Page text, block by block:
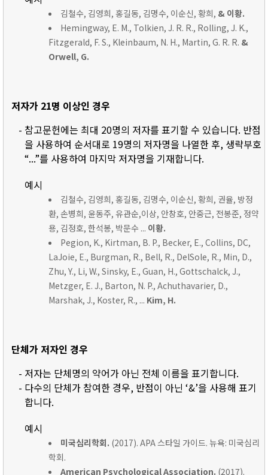
김철수, 김영희, 홍길동, 김명수, 이순신, 황희, & 이황.
Hemingway, E. M., Tolkien, J. R. R., Rolling, J. K.,
Fitzgerald, F. S., Kleinbaum, N. H., Martin, G. R. R. &
Orwell, G.
저자가 21명 이상인 경우
- 참고문헌에는 최대 20명의 저자를 표기할 수 있습니다. 반점
을 사용하여 순서대로 19명의 저자명을 나열한 후, 생략부호
“...”를 사용하여 마지막 저자명을 기재합니다.
예시
김철수, 김영희, 홍길동, 김명수, 이순신, 황희, 권율, 방정
환, 손병희, 윤동주, 유관순,이상, 안창호, 안중근, 전봉준, 정약
용, 김정호, 한석봉, 박문수 ... 이황.
Pegion, K., Kirtman, B. P., Becker, E., Collins, DC,
LaJoie, E., Burgman, R., Bell, R., DelSole, R., Min, D.,
Zhu, Y., Li, W., Sinsky, E., Guan, H., Gottschalck, J.,
Metzger, E. J., Barton, N. P., Achuthavarier, D.,
Marshak, J., Koster, R., ... Kim, H.
단체가 저자인 경우
- 저자는 단체명의 약어가 아닌 전체 이름을 표기합니다.
- 다수의 단체가 참여한 경우, 반점이 아닌 ‘&’을 사용해 표기
합니다.
예시
미국심리학회. (2017). APA 스타일 가이드. 뉴욕: 미국심리
학회.
American Psychological Association. (2017).